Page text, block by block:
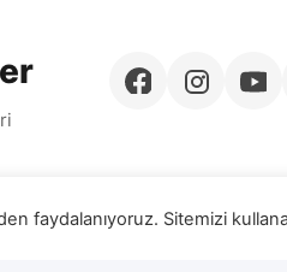
faydalanıyoruz. Sitemizi